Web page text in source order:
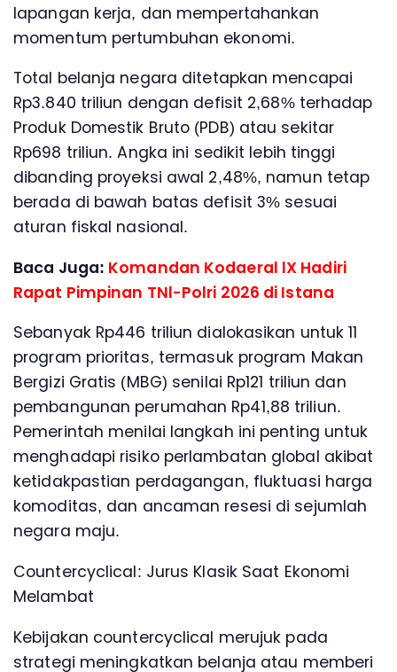
lapangan kerja, dan mempertahankan
momentum pertumbuhan ekonomi.
Total belanja negara ditetapkan mencapai
Rp3.840 triliun dengan defisit 2,68% terhadap
Produk Domestik Bruto (PDB) atau sekitar
Rp698 triliun. Angka ini sedikit lebih tinggi
dibanding proyeksi awal 2,48%, namun tetap
berada di bawah batas defisit 3% sesuai
aturan fiskal nasional.
Baca Juga: Komandan Kodaeral lX Hadiri
Rapat Pimpinan TNl-Polri 2026 di Istana
Sebanyak Rp446 triliun dialokasikan untuk 11
program prioritas, termasuk program Makan
Bergizi Gratis (MBG) senilai Rp121 triliun dan
pembangunan perumahan Rp41,88 triliun.
Pemerintah menilai langkah ini penting untuk
menghadapi risiko perlambatan global akibat
ketidakpastian perdagangan, fluktuasi harga
komoditas, dan ancaman resesi di sejumlah
negara maju.
Countercyclical: Jurus Klasik Saat Ekonomi
Melambat
Kebijakan countercyclical merujuk pada
strategi meningkatkan belanja atau memberi